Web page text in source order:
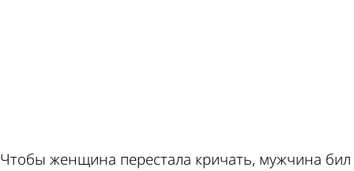
Чтобы женщина перестала кричать, мужчина бил